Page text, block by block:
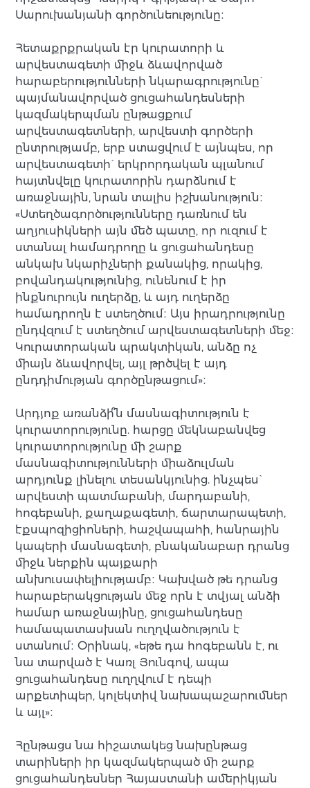
Սարուխանյանի գործունեությունը։
Հետաքրքրական էր կուրատորի և
արվեստագետի միջև ձևավորված
հարաբերությունների նկարագրությունը`
պայմանավորված ցուցահանդեսների
կազմակերպման ընթացքում
արվեստագետների, արվեստի գործերի
ընտրությամբ, երբ ստացվում է այնպես, որ
արվեստագետի` երկրորդական պլանում
հայտնվելը կուրատորին դարձնում է
առաջնային, նրան տալիս իշխանություն։
«Ստեղծագործությունները դառնում են
աղյուսիկների այն մեծ պատը, որ ուզում է
ստանալ համադրողը և ցուցահանդեսը
անկախ նկարիչների քանակից, որակից,
բովանդակությունից, ունենում է իր
ինքնուրույն ուղերձը, և այդ ուղերձը
համադրողն է ստեղծում։ Այս իրադրությունը
ընդվզում է ստեղծում արվեստագետների մեջ։
Կուրատորական պրակտիկան, անձը ոչ
միայն ձևավորվել, այլ թրծվել է այդ
ընդդիմության գործընթացում»։
Արդյոք առանձի՞ն մասնագիտություն է
կուրատորությունը. հարցը մեկնաբանվեց
կուրատորությունը մի շարք
մասնագիտությունների միաձուլման
արդյունք լինելու տեսանկյունից. ինչպես`
արվեստի պատմաբանի, մարդաբանի,
հոգեբանի, քաղաքագետի, ճարտարապետի,
էքսպոզիցիոների, հաշվապահի, հանրային
կապերի մասնագետի, բնականաբար դրանց
միջև ներքին պայքարի
անխուսափելիությամբ։ Կախված թե դրանց
հարաբերակցության մեջ որն է տվյալ անձի
համար առաջնայինը, ցուցահանդեսը
համապատասխան ուղղվածություն է
ստանում։ Օրինակ, «եթե դա հոգեբանն է, ու
նա տարված է Կառլ Յունգով, ապա
ցուցահանդեսը ուղղվում է դեպի
արքետիպեր, կոլեկտիվ նախապաշարումներ
և այլ»։
Հընթացս նա հիշատակեց նախընթաց
տարիների իր կազմակերպած մի շարք
ցուցահանդեսներ Հայաստանի ամերիկյան